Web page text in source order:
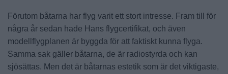
Förutom båtarna har flyg varit ett stort intresse. Fram till för
några år sedan hade Hans flygcertifikat, och även
modellflygplanen är byggda för att faktiskt kunna flyga.
Samma sak gäller båtarna, de är radiostyrda och kan
sjösättas. Men det är båtarnas estetik som är det viktigaste,